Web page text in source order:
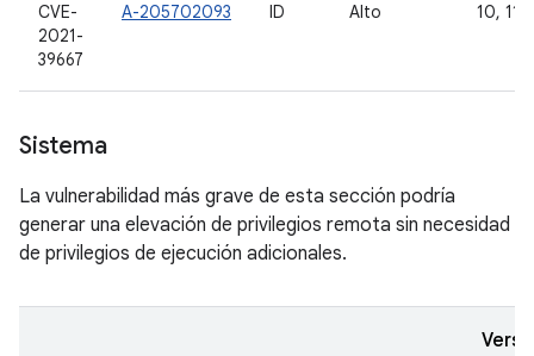
CVE-
2021-
39667
A-205702093 ID Alto 10, 11
Sistema
La vulnerabilidad más grave de esta sección podría
generar una elevación de privilegios remota sin necesidad
de privilegios de ejecución adicionales.